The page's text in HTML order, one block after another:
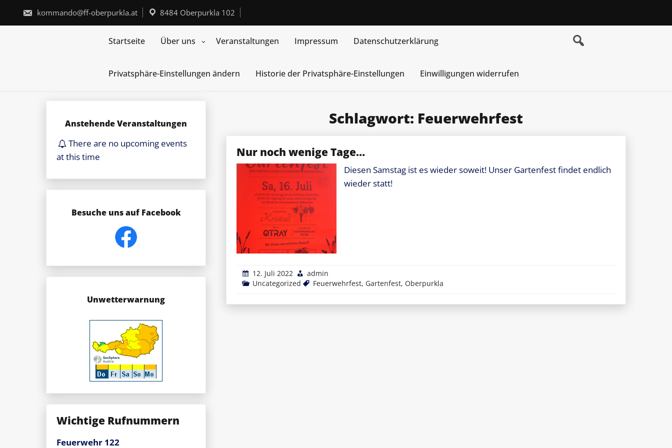
content
kommando@ff-oberpurkla.at 8484 Oberpurkla 102
Startseite Über uns Veranstaltungen Impressum Datenschutzerklärung
Privatsphäre-Einstellungen ändern Historie der Privatsphäre-Einstellungen Einwilligungen widerrufen
Schlagwort: Feuerwehrfest
Nur noch wenige Tage…
Diesen Samstag ist es wieder soweit! Unser Gartenfest findet endlich
wieder statt!
12. Juli 2022
admin
Uncategorized
Feuerwehrfest, Gartenfest, Oberpurkla
Anstehende Veranstaltungen
There are no upcoming events
at this time
Besuche uns auf Facebook
Unwetterwarnung
Wichtige Rufnummern
Feuerwehr 122